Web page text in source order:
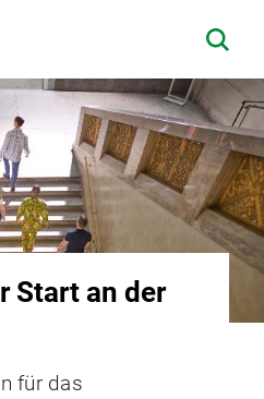
Start an der
für das